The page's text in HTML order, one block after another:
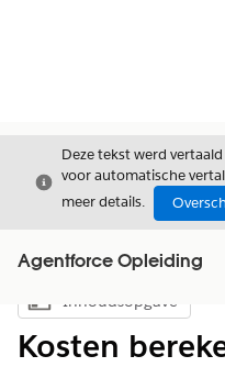
Sluiten
Deze tekst werd
voor automatische
meer details.
Agentforce Opleiding
Inhoudsopgave
Inhoudsopgave
Kosten